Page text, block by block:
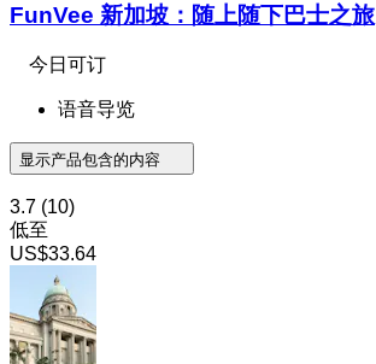
FunVee 新加坡：随上随下巴士之旅
今日可订
语音导览
显示产品包含的内容
3.7 (10)
低至
US$33.64